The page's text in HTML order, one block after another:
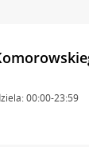
00:00-23:59